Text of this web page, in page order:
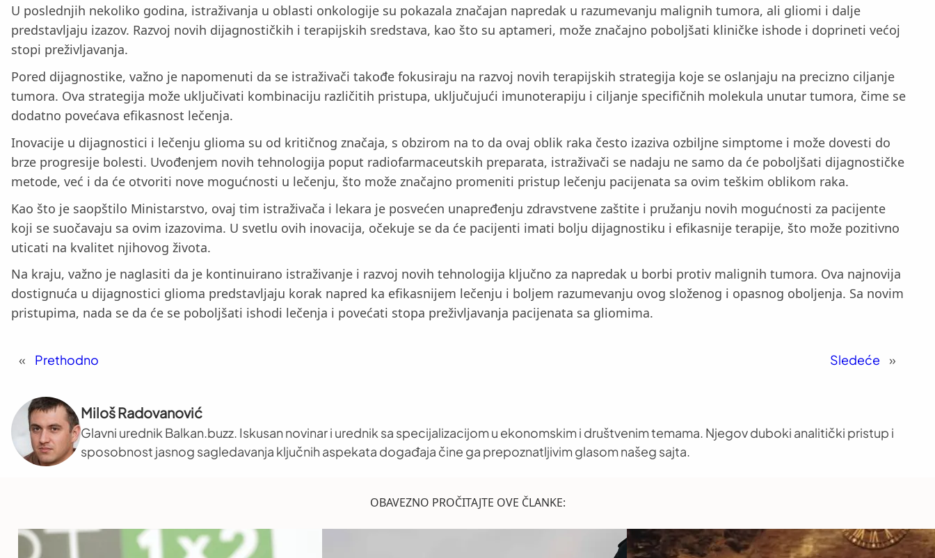
U poslednjih nekoliko godina, istraživanja u oblasti onkologije su pokazala značajan napredak u razumevanju malignih tumora, ali gliomi i dalje
predstavljaju izazov. Razvoj novih dijagnostičkih i terapijskih sredstava, kao što su aptameri, može značajno poboljšati kliničke ishode i doprineti većoj
stopi preživljavanja.
Pored dijagnostike, važno je napomenuti da se istraživači takođe fokusiraju na razvoj novih terapijskih strategija koje se oslanjaju na precizno ciljanje
tumora. Ova strategija može uključivati kombinaciju različitih pristupa, uključujući imunoterapiju i ciljanje specifičnih molekula unutar tumora, čime se
dodatno povećava efikasnost lečenja.
Inovacije u dijagnostici i lečenju glioma su od kritičnog značaja, s obzirom na to da ovaj oblik raka često izaziva ozbiljne simptome i može dovesti do
brze progresije bolesti. Uvođenjem novih tehnologija poput radiofarmaceutskih preparata, istraživači se nadaju ne samo da će poboljšati dijagnostičke
metode, već i da će otvoriti nove mogućnosti u lečenju, što može značajno promeniti pristup lečenju pacijenata sa ovim teškim oblikom raka.
Kao što je saopštilo Ministarstvo, ovaj tim istraživača i lekara je posvećen unapređenju zdravstvene zaštite i pružanju novih mogućnosti za pacijente
koji se suočavaju sa ovim izazovima. U svetlu ovih inovacija, očekuje se da će pacijenti imati bolju dijagnostiku i efikasnije terapije, što može pozitivno
uticati na kvalitet njihovog života.
Na kraju, važno je naglasiti da je kontinuirano istraživanje i razvoj novih tehnologija ključno za napredak u borbi protiv malignih tumora. Ova najnovija
dostignuća u dijagnostici glioma predstavljaju korak napred ka efikasnijem lečenju i boljem razumevanju ovog složenog i opasnog oboljenja. Sa novim
pristupima, nada se da će se poboljšati ishodi lečenja i povećati stopa preživljavanja pacijenata sa gliomima.
« Prethodno Sledeće »
Miloš Radovanović
Glavni urednik Balkan.buzz. Iskusan novinar i urednik sa specijalizacijom u ekonomskim i društvenim temama. Njegov duboki analitički pristup i
sposobnost jasnog sagledavanja ključnih aspekata događaja čine ga prepoznatljivim glasom našeg sajta.
OBAVEZNO PROČITAJTE OVE ČLANKE: